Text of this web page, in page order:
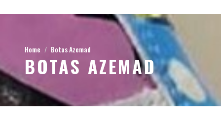
Home Botas Azemad
BOTAS AZEMAD